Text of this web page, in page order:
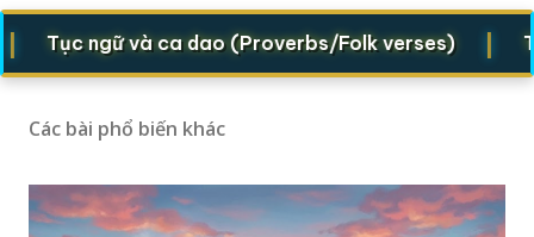
ngữ và ca dao (Proverbs/Folk verses) |
Các bài phổ biến khác